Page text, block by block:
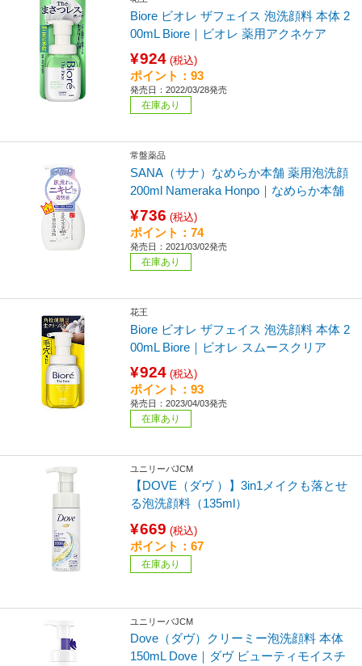
Biore ビオレ ザフェイス 泡洗顔料 本体 2
00mL Biore｜ビオレ 薬用アクネケア
¥924 (税込)
ポイント：93
発売日：2022/03/28発売
在庫あり
常盤薬品
SANA（サナ）なめらか本舗 薬用泡洗顔
200ml Nameraka Honpo｜なめらか本舗
¥736 (税込)
ポイント：74
発売日：2021/03/02発売
在庫あり
花王
Biore ビオレ ザフェイス 泡洗顔料 本体 2
00mL Biore｜ビオレ スムースクリア
¥924 (税込)
ポイント：93
発売日：2023/04/03発売
在庫あり
ユニリーバJCM
【DOVE（ダヴ ）】3in1メイクも落とせ
る泡洗顔料（135ml）
¥669 (税込)
ポイント：67
在庫あり
ユニリーバJCM
Dove（ダヴ）クリーミー泡洗顔料 本体
150mL Dove｜ダヴ ビューティモイスチ